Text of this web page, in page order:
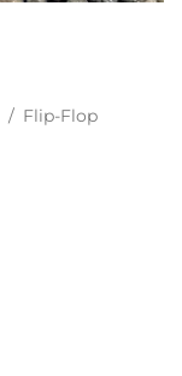
/ Flip-Flop